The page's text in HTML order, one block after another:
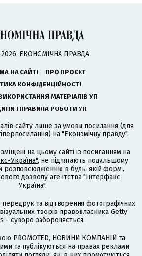
2026, ЕКОНОМІЧНА ПРАВДА
НА САЙТІ
ПРО ПРОЄКТ
КОНФІДЕНЦІЙНОСТІ
МАТЕРІАЛІВ УП
І ПРАВИЛА РОБОТИ УП
сайту лише за умови посилання (для
на "Економічну правду".
на цьому сайті із посиланням на
Україна", не підлягають подальшому
розповсюдженню в будь-якій формі,
дозволу агентства "Інтерфакс-
Україна".
та відтворення фотографічних
творів правовласника Getty
- суворо забороняється.
PROMOTED, НОВИНИ КОМПАНІЙ та
та публікуються на правах реклами.